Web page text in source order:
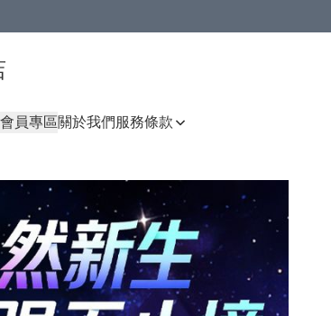
會員專區關於我們 服務條款